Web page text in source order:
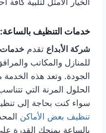
الخيار الأمثل لتلبية
خدمات التنظيف بالساعة:
شركة الأبداع تقدم خدمات
للمنازل والمكاتب
الجودة. وتعد هذه الخدمة
الحلول المرنة التي
سواء كنت بحاجة إلى
تنظيف بعض الأماكن
بالساعة يمنحك القدرة